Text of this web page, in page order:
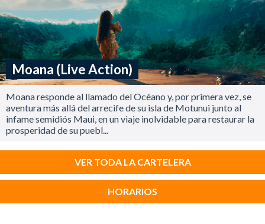
Moana (Live Action)
Moana responde al llamado del Océano y, por primera vez, se
aventura más allá del arrecife de su isla de Motunui junto al
infame semidiós Maui, en un viaje inolvidable para restaurar la
prosperidad de su puebl...
VER TODA LA CARTELERA
HORARIOS